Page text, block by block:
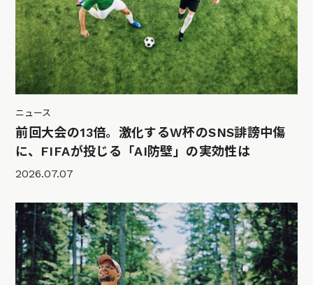
ニュース
前回大会の13倍。激化するW杯のSNS誹謗中傷
に、FIFAが投じる「AI防壁」の実効性は
2026.07.07